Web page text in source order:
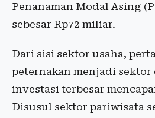
Penanaman Modal Asing
sebesar Rp72 miliar.
Dari sisi sektor usaha,
peternakan menjadi
investasi terbesar
Disusul sektor pariwisata